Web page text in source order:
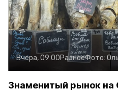
Вчера, 09:00РазноеФото:
Знаменитый рынок на